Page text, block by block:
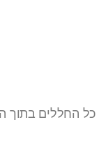
החללים בתוך